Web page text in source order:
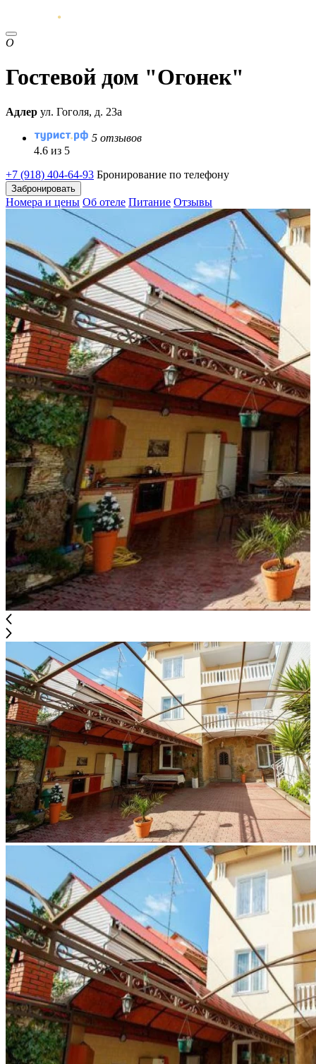
О
Гостевой дом "Огонек"
Адлер ул. Гоголя, д. 23а
5 отзывов
4.6 из 5
+7 (918) 404-64-93 Бронирование по телефону
Забронировать
Номера и цены Об отеле Питание Отзывы